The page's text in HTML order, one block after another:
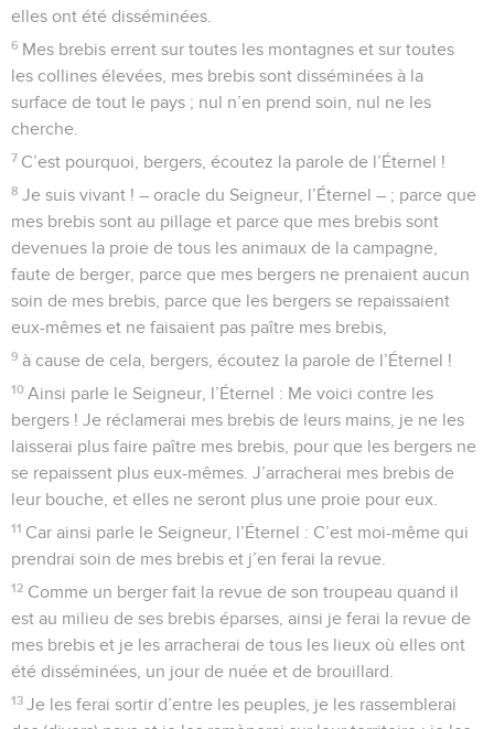
elles ont été disséminées.
6 Mes brebis errent sur toutes les montagnes et sur toutes
les collines élevées, mes brebis sont disséminées à la
surface de tout le pays ; nul n’en prend soin, nul ne les
cherche.
7 C’est pourquoi, bergers, écoutez la parole de l’Éternel !
8 Je suis vivant ! – oracle du Seigneur, l’Éternel – ; parce que
mes brebis sont au pillage et parce que mes brebis sont
devenues la proie de tous les animaux de la campagne,
faute de berger, parce que mes bergers ne prenaient aucun
soin de mes brebis, parce que les bergers se repaissaient
eux-mêmes et ne faisaient pas paître mes brebis,
9 à cause de cela, bergers, écoutez la parole de l’Éternel !
10 Ainsi parle le Seigneur, l’Éternel : Me voici contre les
bergers ! Je réclamerai mes brebis de leurs mains, je ne les
laisserai plus faire paître mes brebis, pour que les bergers ne
se repaissent plus eux-mêmes. J’arracherai mes brebis de
leur bouche, et elles ne seront plus une proie pour eux.
11 Car ainsi parle le Seigneur, l’Éternel : C’est moi-même qui
prendrai soin de mes brebis et j’en ferai la revue.
12 Comme un berger fait la revue de son troupeau quand il
est au milieu de ses brebis éparses, ainsi je ferai la revue de
mes brebis et je les arracherai de tous les lieux où elles ont
été disséminées, un jour de nuée et de brouillard.
13 Je les ferai sortir d’entre les peuples, je les rassemblerai